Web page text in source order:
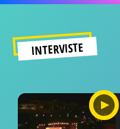
INTERVISTE